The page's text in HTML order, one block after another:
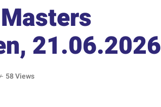
21.06.2026
58 Views